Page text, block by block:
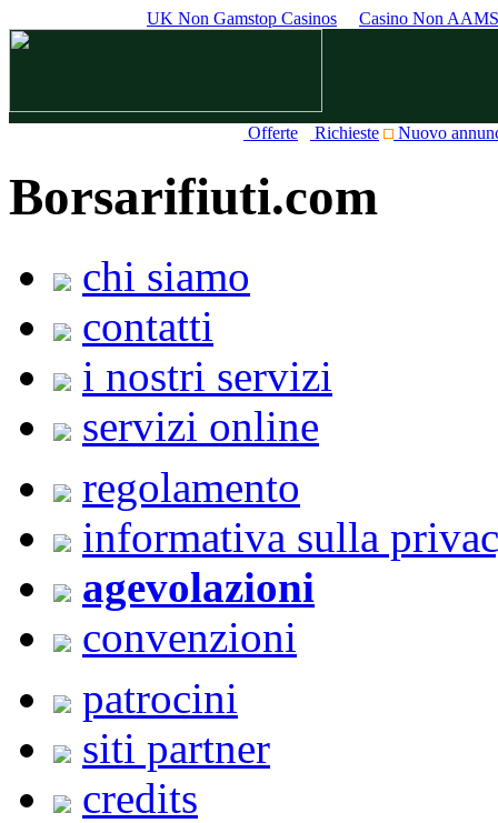
UK Non Gamstop Casinos Casino Non AAMS
Offerte Richieste Nuovo
Borsarifiuti.com
chi siamo
contatti
i nostri servizi
servizi online
regolamento
informativa sulla
agevolazioni
convenzioni
patrocini
siti partner
credits